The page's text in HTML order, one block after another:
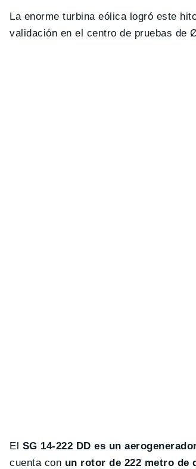
La enorme turbina eólica logró este
validación en el centro de pruebas de
El SG 14-222 DD es un
cuenta con un rotor de 222 metro de